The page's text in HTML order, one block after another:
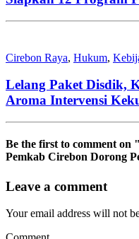
Cirebon Raya, Hukum,
Lelang Paket Disdik,
Aroma Intervensi
Be the first to comment on
Pemkab Cirebon Dorong
Leave a comment
Your email address will not